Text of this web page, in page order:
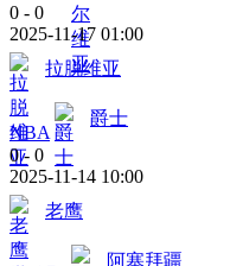
0 - 0
2025-11-17 01:00
拉脱维亚
NBA
爵士
0 - 0
2025-11-14 10:00
老鹰
阿塞拜疆